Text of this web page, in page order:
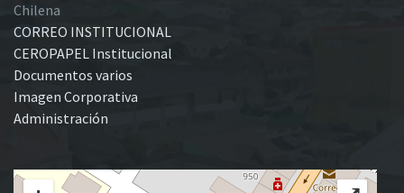
Chilena
CORREO INSTITUCIONAL
CEROPAPEL Institucional
Documentos varios
Imagen Corporativa
Administración